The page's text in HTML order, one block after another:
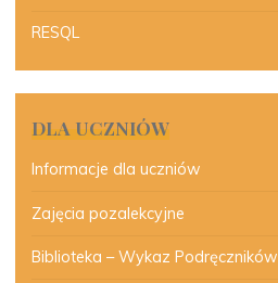
RESQL
DLA UCZNIÓW
Informacje dla uczniów
Zajęcia pozalekcyjne
Biblioteka – Wykaz Podręczników